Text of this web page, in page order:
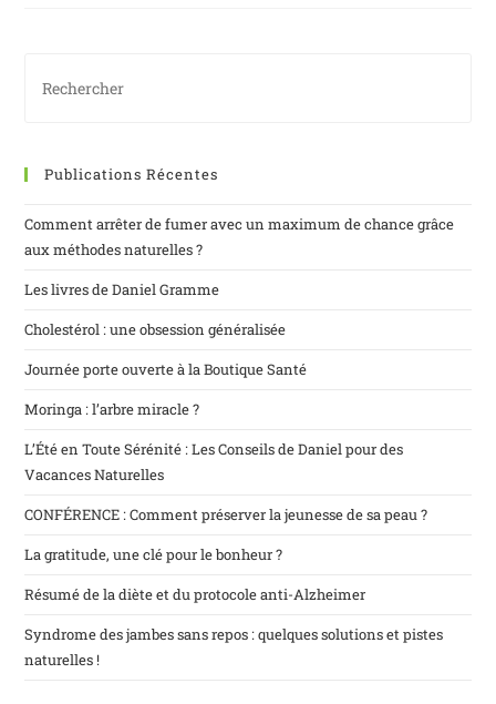
Publications Récentes
Comment arrêter de fumer avec un maximum de chance grâce
aux méthodes naturelles ?
Les livres de Daniel Gramme
Cholestérol : une obsession généralisée
Journée porte ouverte à la Boutique Santé
Moringa : l’arbre miracle ?
L’Été en Toute Sérénité : Les Conseils de Daniel pour des
Vacances Naturelles
CONFÉRENCE : Comment préserver la jeunesse de sa peau ?
La gratitude, une clé pour le bonheur ?
Résumé de la diète et du protocole anti-Alzheimer
Syndrome des jambes sans repos : quelques solutions et pistes
naturelles !